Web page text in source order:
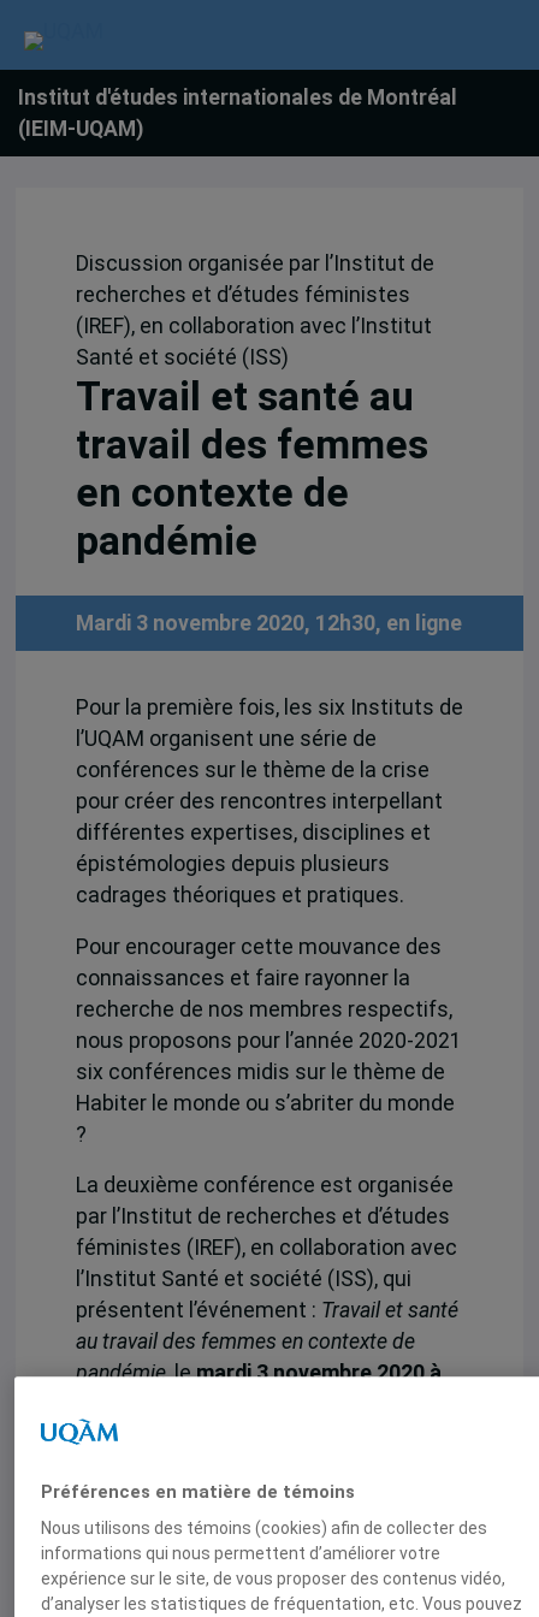
Institut d'études internationales de Montréal
(IEIM-UQAM)
Discussion organisée par l’Institut de
recherches et d’études féministes
(IREF), en collaboration avec l’Institut
Santé et société (ISS)
Travail et santé au
travail des femmes
en contexte de
pandémie
Mardi 3 novembre 2020, 12h30, en ligne
Pour la première fois, les six Instituts de
l’UQAM organisent une série de
conférences sur le thème de la crise
pour créer des rencontres interpellant
différentes expertises, disciplines et
épistémologies depuis plusieurs
cadrages théoriques et pratiques.
Pour encourager cette mouvance des
connaissances et faire rayonner la
recherche de nos membres respectifs,
nous proposons pour l’année 2020-2021
six conférences midis sur le thème de
Habiter le monde ou s’abriter du monde
?
La deuxième conférence est organisée
par l’Institut de recherches et d’études
féministes (IREF), en collaboration avec
l’Institut Santé et société (ISS), qui
présentent l’événement : Travail et santé
au travail des femmes en contexte de
pandémie, lemardi 3 novembre 2020 à
lumière combien les femmes étaient en
première ligne dans le système
hospitalier et dans les soins aux
Préférences en matière de témoins
Nous utilisons des témoins (cookies) afin de collecter des
informations qui nous permettent d’améliorer votre
expérience sur le site, de vous proposer des contenus vidéo,
d’analyser les statistiques de fréquentation, etc. Vous pouvez